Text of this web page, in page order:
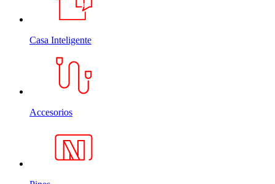
Casa Inteligente
Accesorios